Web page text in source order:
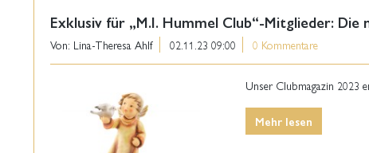
Exklusiv für „M.I. Hummel Club“-Mitglieder: Die
Von: Lina-Theresa Ahlf 02.11.23 09:00 0 Kommentare
Unser Clubmagazin 2023
Mehr lesen